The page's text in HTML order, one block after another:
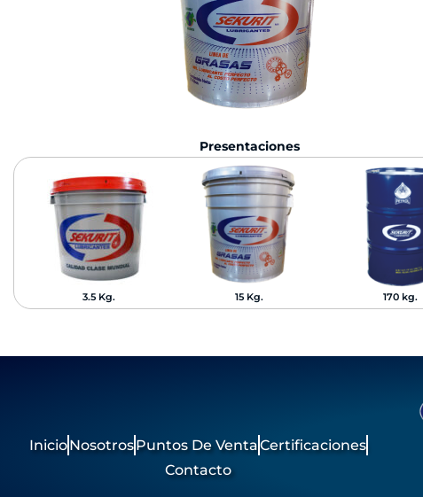
Presentaciones
3.5 Kg. 15 Kg. 170 kg.
InicioNosotrosPuntos De VentaCertificaciones
Contacto